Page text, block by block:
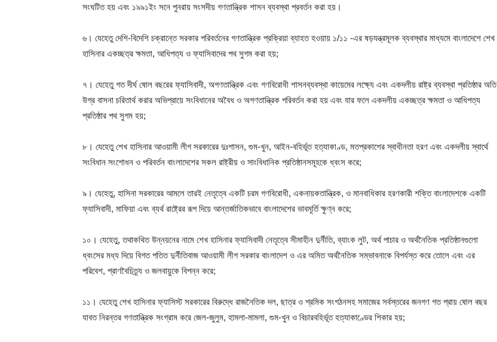
সংঘটিত হয় এবং ১৯৯১ইং সনে পুনরায় সংসদীয় গণতান্ত্রিক শাসন ব্যবস্থা প্রবর্তন করা হয়।
৬। যেহেতু দেশি-বিদেশি চক্রান্তে সরকার পরিবর্তনের গণতান্ত্রিক প্রক্রিয়া ব্যাহত হওয়ায় ১/১১ -এর ষড়যন্ত্রমূলক ব্যবস্থার মাধ্যমে বাংলাদেশে শেখ
হাসিনার একচ্ছত্র ক্ষমতা, আধিপত্য ও ফ্যাসিবাদের পথ সুগম করা হয়;
৭। যেহেতু গত দীর্ঘ ষোল বছরের ফ্যাসিবাদী, অগণতান্ত্রিক এবং গণবিরোধী শাসনব্যবস্থা কায়েমের লক্ষ্যে এবং একদলীয় রাষ্ট্র ব্যবস্থা প্রতিষ্ঠার অতি
উগ্র বাসনা চরিতার্থ করার অভিপ্রায়ে সংবিধানের অবৈধ ও অগণতান্ত্রিক পরিবর্তন করা হয় এবং যার ফলে একদলীয় একচ্ছত্র ক্ষমতা ও আধিপত্য
প্রতিষ্ঠার পথ সুগম হয়;
৮। যেহেতু শেখ হাসিনার আওয়ামী লীগ সরকারের দুঃশাসন, গুম-খুন, আইন-বহির্ভূত হত্যাকাণ্ড, মতপ্রকাশের স্বাধীনতা হরণ এবং একদলীয় স্বার্থে
সংবিধান সংশোধন ও পরিবর্তন বাংলাদেশের সকল রাষ্ট্রীয় ও সাংবিধানিক প্রতিষ্ঠানসমূহকে ধ্বংস করে;
৯। যেহেতু, হাসিনা সরকারের আমলে তারই নেতৃত্বে একটি চরম গণবিরোধী, একনায়কতান্ত্রিক, ও মানবাধিকার হরণকারী শক্তি বাংলাদেশকে একটি
ফ্যাসিবাদী, মাফিয়া এবং ব্যর্থ রাষ্ট্রের রূপ দিয়ে আন্তর্জাতিকভাবে বাংলাদেশের ভাবমূর্তি ক্ষুণ্ন করে;
১০। যেহেতু, তথাকথিত উন্নয়নের নামে শেখ হাসিনার ফ্যাসিবাদী নেতৃত্বে সীমাহীন দুর্নীতি, ব্যাংক লুট, অর্থ পাচার ও অর্থনৈতিক প্রতিষ্ঠানগুলো
ধ্বংসের মধ্য দিয়ে বিগত পতিত দুর্নীতিবাজ আওয়ামী লীগ সরকার বাংলাদেশ ও এর অমিত অর্থনৈতিক সম্ভাবনাকে বিপর্যস্ত করে তোলে এবং এর
পরিবেশ, প্রাণবৈচিত্র্য ও জলবায়ুকে বিপন্ন করে;
১১। যেহেতু শেখ হাসিনার ফ্যাসিস্ট সরকারের বিরুদ্ধে রাজনৈতিক দল, ছাত্র ও শ্রমিক সংগঠনসহ সমাজের সর্বস্তরের জনগণ গত প্রায় ষোল বছর
যাবত নিরন্তর গণতান্ত্রিক সংগ্রাম করে জেল-জুলুম, হামলা-মামলা, গুম-খুন ও বিচারবহির্ভূত হত্যাকাণ্ডের শিকার হয়;